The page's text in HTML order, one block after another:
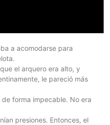
a acomodarse para
el arquero era alto, y
le pareció más
forma impecable. No era
presiones. Entonces, el